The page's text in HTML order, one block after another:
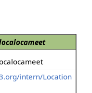
intern/Location